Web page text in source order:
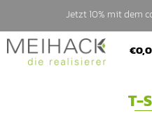
Jetzt 10% mit dem
€
T-